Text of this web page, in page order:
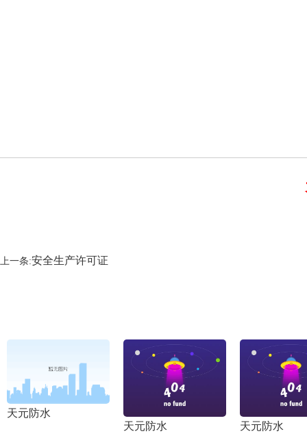
上一条:安全生产许可证
天元防水
天元防水
天元防水